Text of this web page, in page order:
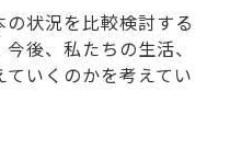
状況を比較検討する
後、私たちの生活、
いくのかを考えてい